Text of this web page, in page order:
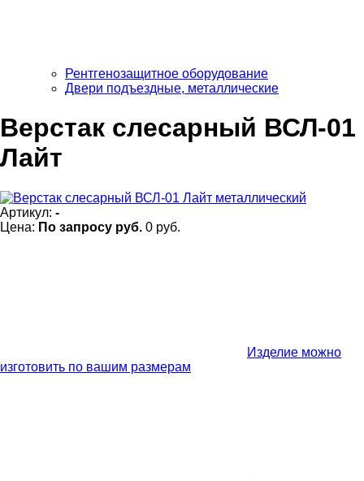
Рентгенозащитное оборудование
Двери подъездные, металлические
Верстак слесарный ВСЛ-01
Лайт
Артикул: -
Цена: По запросу руб. 0 руб.
Изделие можно
изготовить по вашим размерам